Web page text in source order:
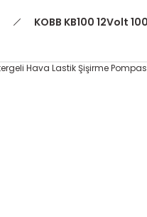
KOBB KB100 12Volt